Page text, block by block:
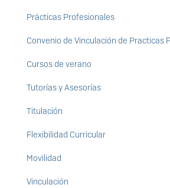
Prácticas Profesionales
Convenio de Vinculación de Practicas
Cursos de verano
Tutorías y Asesorías
Titulación
Flexibilidad Curricular
Movilidad
Vinculación